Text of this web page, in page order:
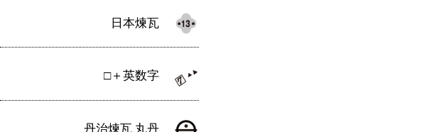
日本煉瓦
□＋英数字
丹治煉瓦 丸丹